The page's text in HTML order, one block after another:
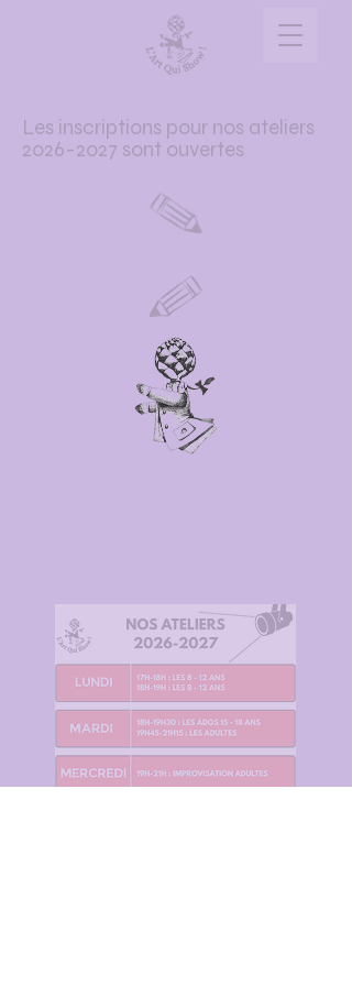
Les inscriptions pour nos ateliers
2026-2027 sont ouvertes